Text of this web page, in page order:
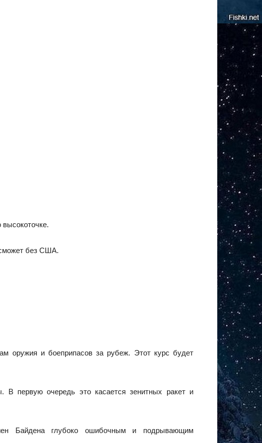
без США.
оружия и боеприпасов за рубеж. Этот курс будет
В первую очередь это касается зенитных ракет и
Байдена глубоко ошибочным и подрывающим